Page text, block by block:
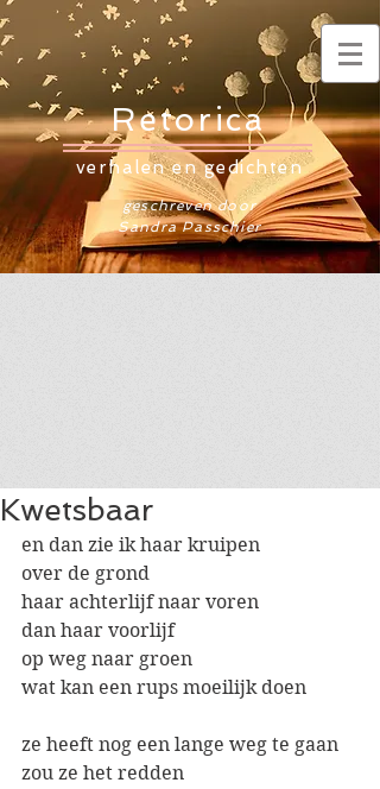
Retorica
verhalen en gedichten
geschreven door
Sandra Passchier
Kwetsbaar
en dan zie ik haar kruipen
over de grond
haar achterlijf naar voren
dan haar voorlijf
op weg naar groen
wat kan een rups moeilijk doen
ze heeft nog een lange weg te gaan
zou ze het redden